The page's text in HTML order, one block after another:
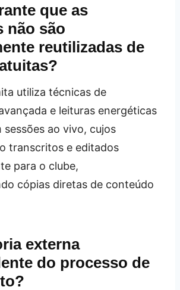
que as
não são
reutilizadas de
utiliza técnicas de
e leituras energéticas
sessões ao vivo, cujos
transcritos e editados
para o clube,
cópias diretas de conteúdo
externa
do processo de